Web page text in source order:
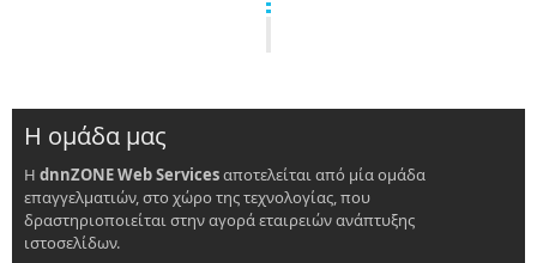
Η ομάδα μας
Η dnnZONE Web Servicesαποτελείται από μία ομάδα
επαγγελματιών, στο χώρο της τεχνολογίας, που
δραστηριοποιείται στην αγορά εταιρειών ανάπτυξης
ιστοσελίδων.